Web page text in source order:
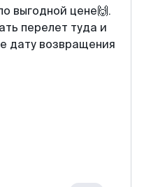
выгодной цене🙌.
перелет туда и
дату возвращения